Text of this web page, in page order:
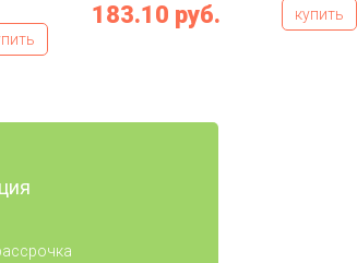
183.10 руб. купить